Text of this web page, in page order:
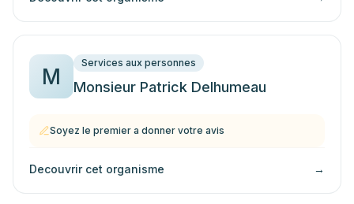
M
Services aux personnes
Monsieur Patrick Delhumeau
Soyez le premier a donner votre avis
Decouvrir cet organisme →